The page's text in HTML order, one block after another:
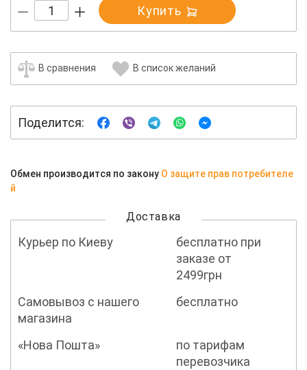
Купить
В сравнения В список желаний
Поделится:
Обмен производится по закону О защите прав потребителе
й
Доставка
Курьер по Киеву
бесплатно при
заказе от
2499грн
Самовывоз с нашего
магазина
бесплатно
«Нова Пошта»
по тарифам
перевозчика